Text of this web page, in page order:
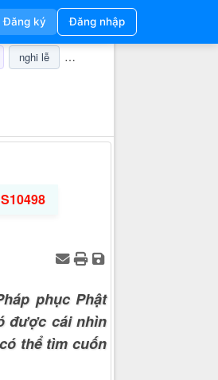
Đăng ký Đăng nhập
nghi lễ champa
S10498
phục Phật
được cái nhìn
thể tìm cuốn